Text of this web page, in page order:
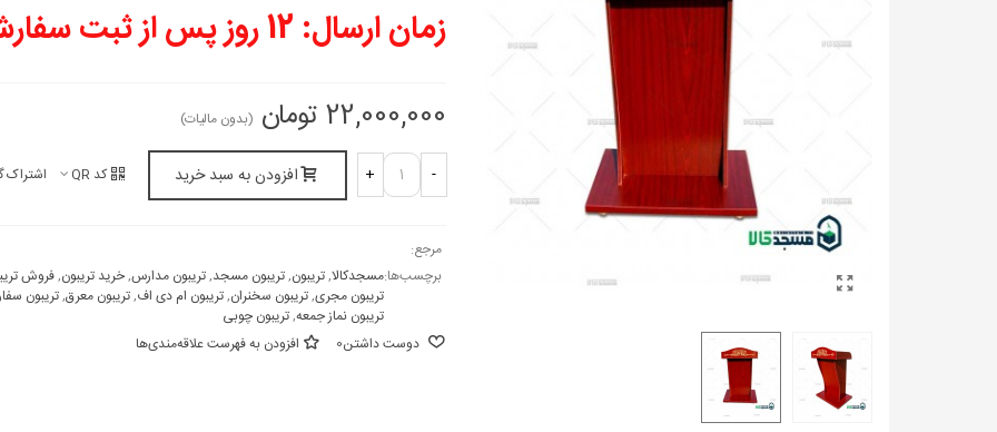
زمان ارسال: 12 روز پس از ثبت سفارش
22,000,000 تومان (بدون مالیات)
-
+ افزودن به سبد خرید کد QR اشتراک
مرجع:
برچسب‌ها:مسجدکالا,تریبون,تریبون مسجد,تریبون مدارس,خرید تریبون,فروش
تریبون مجری,تریبون سخنران,تریبون ام دی اف,تریبون معرق,تریبون
تریبون نماز جمعه,تریبون چوبی
دوست داشتن0 افزودن به فهرست علاقه‌مندی‌ها